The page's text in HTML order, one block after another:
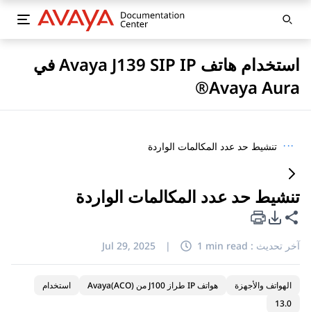
استخدام هاتف Avaya J139 SIP IP في
Avaya Aura®
··· تنشيط حد عدد المكالمات الواردة
تنشيط حد عدد المكالمات الواردة
مشاركة هذه الصفحة
خيارات تصدير PDF
آخر تحديث : Jul 29, 2025 | 1 min read
الهواتف والأجهزة هواتف IP طراز J100 من Avaya(ACO)
استخدام
13.0